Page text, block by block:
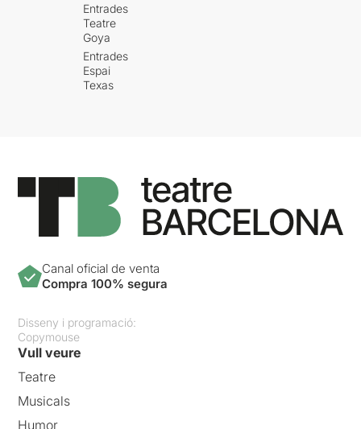
Entrades
Teatre
Goya
Entrades
Espai
Texas
Canal oficial de venta
Compra 100% segura
Disseny i programació:
Copymouse
Vull veure
Teatre
Musicals
Humor